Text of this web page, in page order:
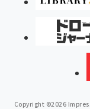
Copyright ©2026